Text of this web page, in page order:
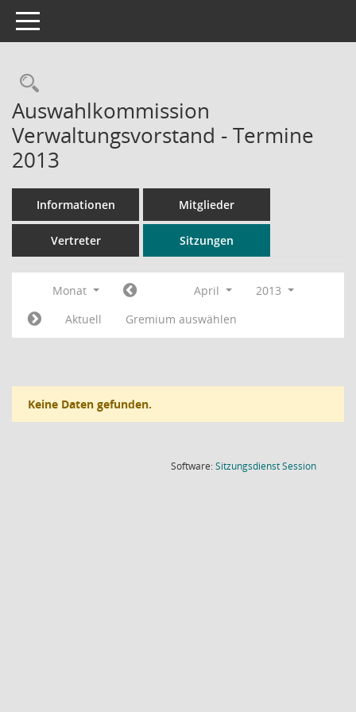
Toggle navigation
Rechercheauswahl
Auswahlkommission
Verwaltungsvorstand - Termine
2013
Informationen Mitglieder
Vertreter Sitzungen
Monat April
2013
Aktuell
Gremium auswählen
Keine Daten gefunden.
Software:SitzungsdienstSession(Wird in